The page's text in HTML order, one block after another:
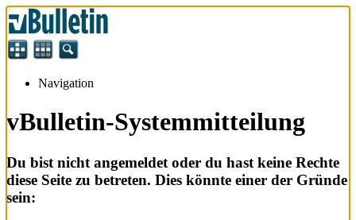
Navigation
vBulletin-Systemmitteilung
Du bist nicht angemeldet oder du hast keine Rechte
diese Seite zu betreten. Dies könnte einer der Gründe
sein: